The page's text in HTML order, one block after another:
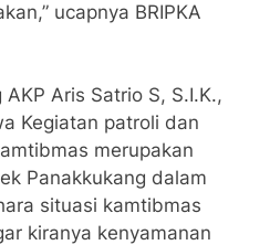
ucapnya BRIPKA
Aris Satrio S, S.I.K.,
Kegiatan patroli dan
merupakan
Panakkukang dalam
situasi kamtibmas
kiranya kenyamanan